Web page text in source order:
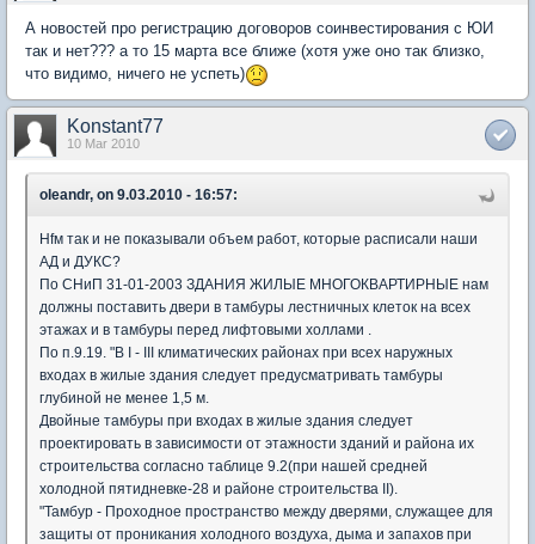
А новостей про регистрацию договоров соинвестирования с ЮИ
так и нет??? а то 15 марта все ближе (хотя уже оно так близко,
что видимо, ничего не успеть)
Konstant77
10 Mar 2010
oleandr, on 9.03.2010 - 16:57:
Нfм так и не показывали объем работ, которые расписали наши
АД и ДУКС?
По СНиП 31-01-2003 ЗДАНИЯ ЖИЛЫЕ МНОГОКВАРТИРНЫЕ нам
должны поставить двери в тамбуры лестничных клеток на всех
этажах и в тамбуры перед лифтовыми холлами .
По п.9.19. "В I - III климатических районах при всех наружных
входах в жилые здания следует предусматривать тамбуры
глубиной не менее 1,5 м.
Двойные тамбуры при входах в жилые здания следует
проектировать в зависимости от этажности зданий и района их
строительства согласно таблице 9.2(при нашей средней
холодной пятидневке-28 и районе строительства II).
"Тамбур - Проходное пространство между дверями, служащее для
защиты от проникания холодного воздуха, дыма и запахов при